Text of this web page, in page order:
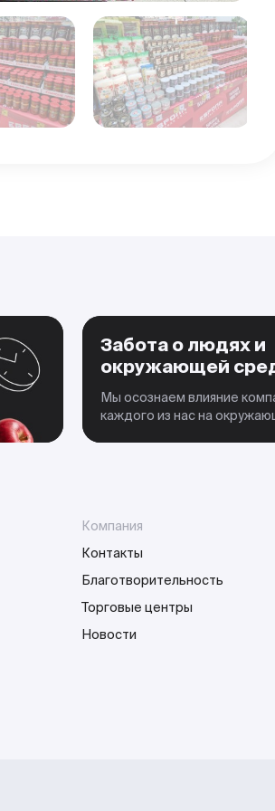
Забота о людях и
окружающей
Мы осознаем влияние
каждого из нас на
Компания
Контакты
Благотворительность
Торговые центры
Новости